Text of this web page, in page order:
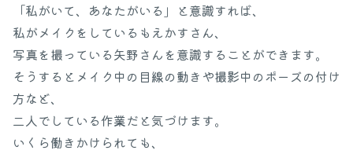
「私がいて、あなたがいる」と意識すれば、
私がメイクをしているもえかすさん、
写真を撮っている矢野さんを意識することができます。
そうするとメイク中の目線の動きや撮影中のポーズの付け
方など、
二人でしている作業だと気づけます。
いくら働きかけられても、